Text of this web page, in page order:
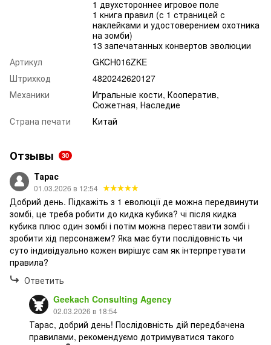
1 двухстороннее игровое поле
1 книга правил (с 1 страницей с
наклейками и удостоверением охотника
на зомби)
13 запечатанных конвертов эволюции
Артикул
GKCH016ZKE
Штрихкод
4820242620127
Механики
Игральные кости, Кооператив,
Сюжетная, Наследие
Страна печати
Китай
Отзывы 30
Тарас
01.03.2026 в 12:54
Добрий день. Підкажіть з 1 еволюції де можна передвинути
зомбі, це треба робити до кидка кубика? чі після кидка
кубика плюс один зомбі і потім можна переставити зомбі і
зробити хід персонажем? Яка має бути послідовність чи
суто індивідуально кожен вирішує сам як інтерпретувати
правила?
Ответить
Geekach Consulting Agency
02.03.2026 в 18:54
Тарас, добрий день! Послідовність дій передбачена
правилами, рекомендуємо дотримуватися такого